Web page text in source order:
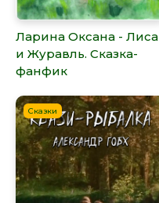
Ларина Оксана - Лиса
и Журавль. Сказка-
фанфик
Сказки